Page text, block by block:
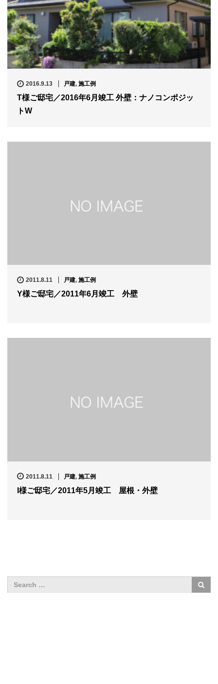
2016.9.13 戸建, 施工例
T様ご邸宅／2016年6月竣工 外壁：ナノコンポジッ
トW
2011.8.11 戸建, 施工例
Y様ご邸宅／2011年6月竣工 外壁
2011.8.11 戸建, 施工例
I様ご邸宅／2011年5月竣工 屋根・外壁